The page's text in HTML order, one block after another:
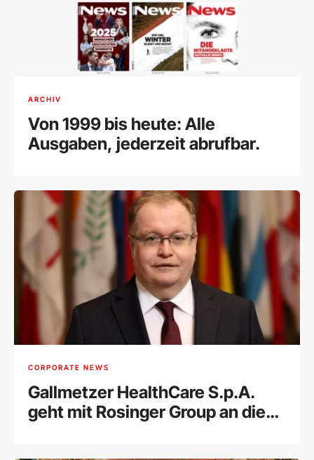
ARCHIV
Von 1999 bis heute: Alle
Ausgaben, jederzeit abrufbar.
CORPORATE NEWS
Gallmetzer HealthCare S.p.A.
geht mit Rosinger Group an die